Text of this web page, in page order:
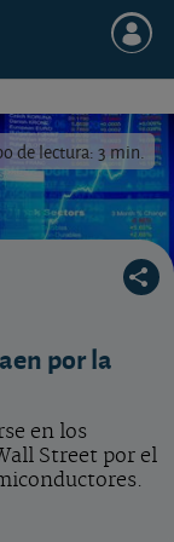
de lectura: 3 min.
selección de acciones.
por la
en los
Street por el